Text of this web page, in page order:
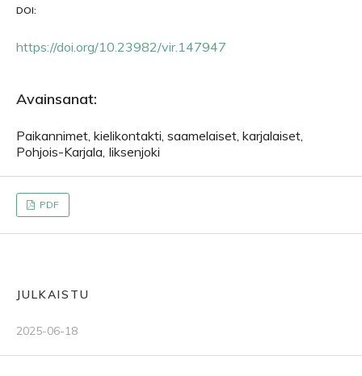
DOI:
https://doi.org/10.23982/vir.147947
Avainsanat:
Paikannimet, kielikontakti, saamelaiset, karjalaiset,
Pohjois-Karjala, Iiksenjoki
PDF
JULKAISTU
2025-06-18